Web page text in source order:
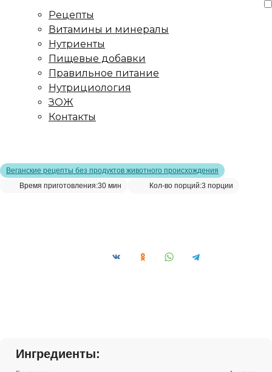
Рецепты
Витамины и минералы
Нутриенты
Пищевые добавки
Правильное питание
Нутрициология
ЗОЖ
Контакты
Веганские рецепты без продуктов животного происхождения
Время приготовления:30 мин Кол-во порций:3 порции
Ингредиенты: